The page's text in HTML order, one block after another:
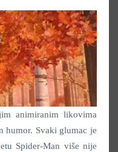
animiranim likovima
humor. Svaki glumac je
Spider-Man više nije